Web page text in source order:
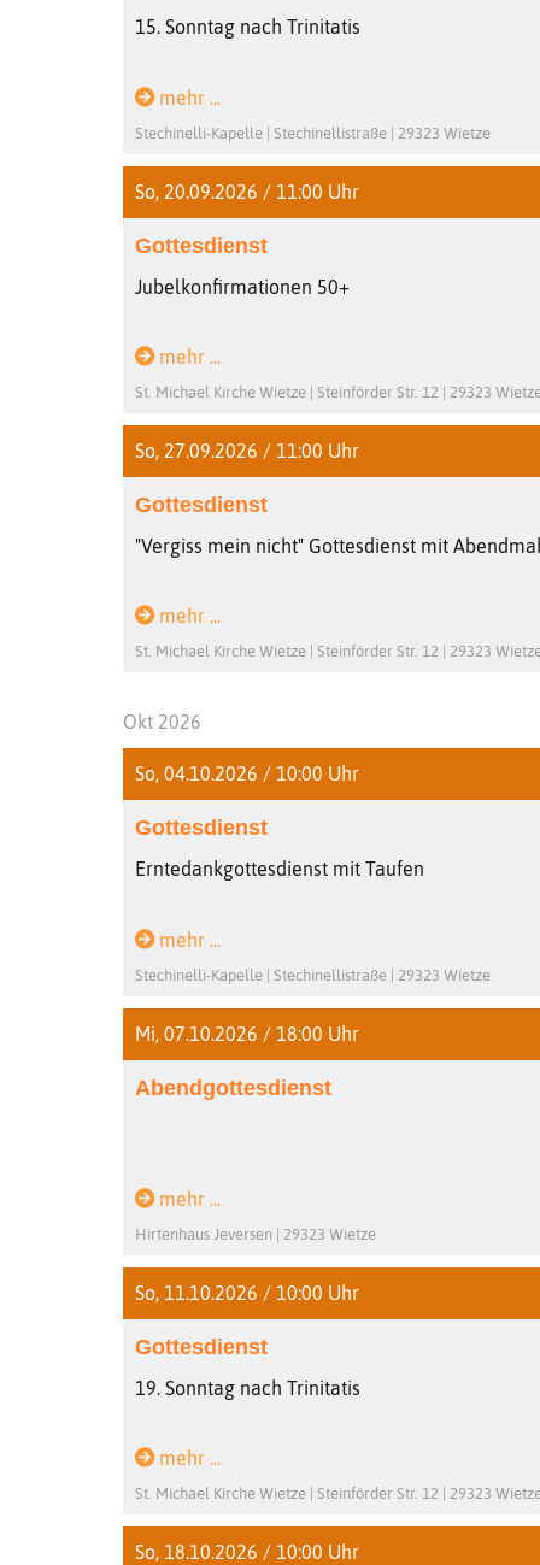
15. Sonntag nach Trinitatis
mehr ...
Stechinelli-Kapelle | Stechinellistraße | 29323 Wietze
So, 20.09.2026 / 11:00 Uhr
Gottesdienst
Jubelkonfirmationen 50+
mehr ...
St. Michael Kirche Wietze | Steinförder Str. 12 | 29323
So, 27.09.2026 / 11:00 Uhr
Gottesdienst
"Vergiss mein nicht" Gottesdienst mit
mehr ...
St. Michael Kirche Wietze | Steinförder Str. 12 | 29323
Okt 2026
So, 04.10.2026 / 10:00 Uhr
Gottesdienst
Erntedankgottesdienst mit Taufen
mehr ...
Stechinelli-Kapelle | Stechinellistraße | 29323 Wietze
Mi, 07.10.2026 / 18:00 Uhr
Abendgottesdienst
mehr ...
Hirtenhaus Jeversen | 29323 Wietze
So, 11.10.2026 / 10:00 Uhr
Gottesdienst
19. Sonntag nach Trinitatis
mehr ...
St. Michael Kirche Wietze | Steinförder Str. 12 | 29323
So, 18.10.2026 / 10:00 Uhr